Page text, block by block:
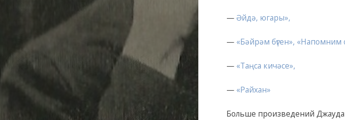
—Әйдә, югары»,
— «Бәйрәм бүген»,
— «Таңса кичәсе»,
— «Райхан»
Больше произведений